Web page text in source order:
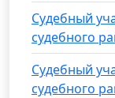
Судебный
судебного
Судебный
судебного